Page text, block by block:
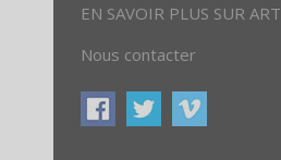
EN SAVOIR PLUS SUR
Nous contacter